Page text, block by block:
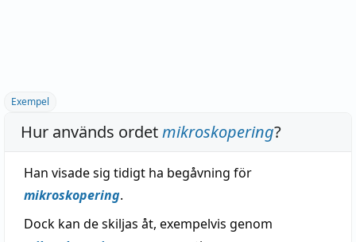
Exempel
Hur används ordetmikroskopering?
Han visade sig tidigt ha begåvning för
mikroskopering.
Dock kan de skiljas åt, exempelvis genom